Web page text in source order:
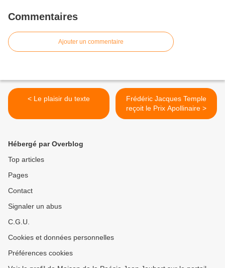
Commentaires
Ajouter un commentaire
< Le plaisir du texte
Frédéric Jacques Temple
reçoit le Prix Apollinaire >
Hébergé par Overblog
Top articles
Pages
Contact
Signaler un abus
C.G.U.
Cookies et données personnelles
Préférences cookies